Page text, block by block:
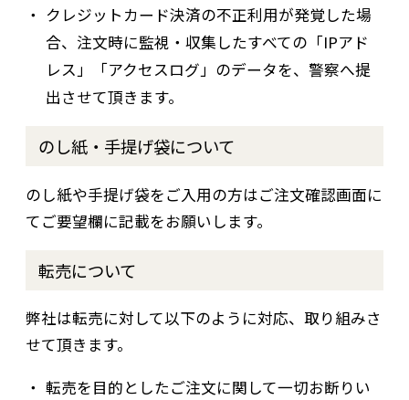
クレジットカード決済の不正利用が発覚した場
合、注文時に監視・収集したすべての「IPアド
レス」「アクセスログ」のデータを、警察へ提
出させて頂きます。
のし紙・手提げ袋について
のし紙や手提げ袋をご入用の方はご注文確認画面に
てご要望欄に記載をお願いします。
転売について
弊社は転売に対して以下のように対応、取り組みさ
せて頂きます。
転売を目的としたご注文に関して一切お断りい